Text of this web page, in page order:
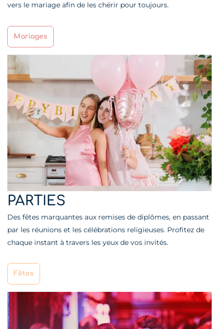
vers le mariage afin de les chérir pour toujours.
Mariages
PARTIES
Des fêtes marquantes aux remises de diplômes, en passant
par les réunions et les célébrations religieuses. Profitez de
chaque instant à travers les yeux de vos invités.
Fêtes